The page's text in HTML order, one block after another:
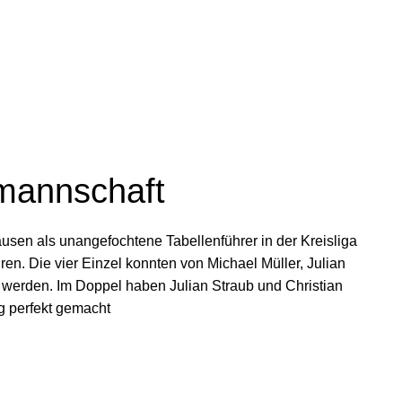
als unangefochtene Tabellenführer in der Kreisliga
Die vier Einzel konnten von Michael Müller, Julian
Im Doppel haben Julian Straub und Christian
perfekt gemacht